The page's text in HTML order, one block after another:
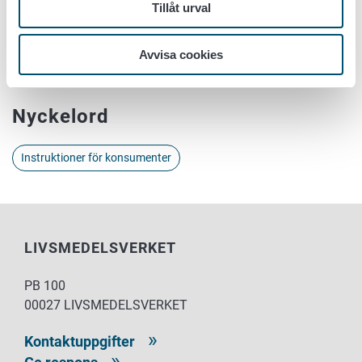
Tillåt urval
Avvisa cookies
Prenumerera på meddelanden
Prenumerera på meddelanden: Aktuellt och Återkallelser
Nyckelord
Instruktioner för konsumenter
LIVSMEDELSVERKET
PB 100
00027 LIVSMEDELSVERKET
Kontaktuppgifter